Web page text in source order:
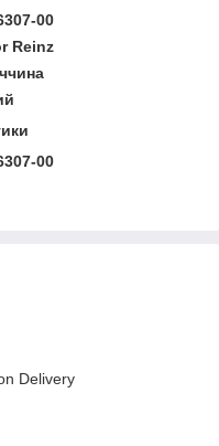
00
Reinz
00
Delivery